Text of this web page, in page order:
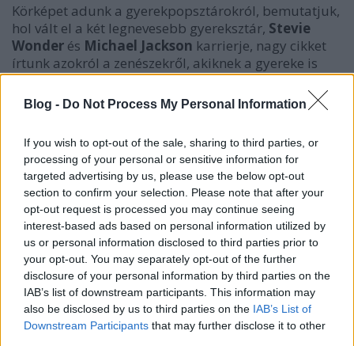
Blog - Do Not Process My Personal Information
If you wish to opt-out of the sale, sharing to third parties, or
processing of your personal or sensitive information for
targeted advertising by us, please use the below opt-out
section to confirm your selection. Please note that after your
opt-out request is processed you may continue seeing
interest-based ads based on personal information utilized by
us or personal information disclosed to third parties prior to
your opt-out. You may separately opt-out of the further
disclosure of your personal information by third parties on the
IAB’s list of downstream participants. This information may
also be disclosed by us to third parties on the IAB’s List of
Downstream Participants that may further disclose it to other
Körképet adunk a gyerekpopsztárokról, bemutatjuk,
hol vált el a két legnevesebb gyereksztár, Stevie
Wonder és Michael Jackson karrierje, nagy cikket
írtunk azokról a zenészekről, akiknek a gyereke is
követte szülője pályáját (TimésJeff Buckley,John
Lennon és fiai, vagy éppenRavi Shankarés lánya,
Norah Jones
mellett még tucatnyi párt vettünk
gyereklemez készítésére adták fejüket, szülővé vált
popsztárokkal beszélgettünk arról, hogy milyen
változásokat hozott az életükbe az új családtag
érkezése. Összegyűjtöttük az általunk legjobbnak
tartott hazai és külföldi gyereklemezeket, sőt még
óvodákat is jártunk, hogy első kézből tudjuk meg,
mire pörögnek a kicsik, és hogy tetszenek-e nekik a
Recorder-kompatibilis, friss zenék. Zenés
mozgóképeket elemzőVideoRecorderrovatunkban
ezúttal aRocksulicímű film került terítékre. Sőt
szerzőink végre azt is kiírták magukból, amit eddig